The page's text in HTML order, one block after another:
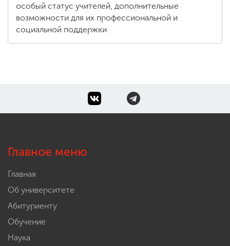
особый статус учителей, дополнительные
возможности для их профессиональной и
социальной поддержки
Главное меню
Главная
Об университете
Абитуриенту
Обучение
Наука